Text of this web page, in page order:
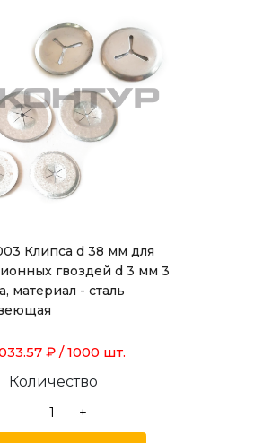
Клипса d 38 мм для
гвоздей d 3 мм 3
материал - сталь
₽ / 1000 шт.
Количество
-
+